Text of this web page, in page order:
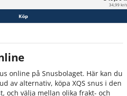
34,99 kr/
Köp
online på Snusbolaget. Här kan du
av alternativ, köpa XQS snus i den
och välja mellan olika frakt- och